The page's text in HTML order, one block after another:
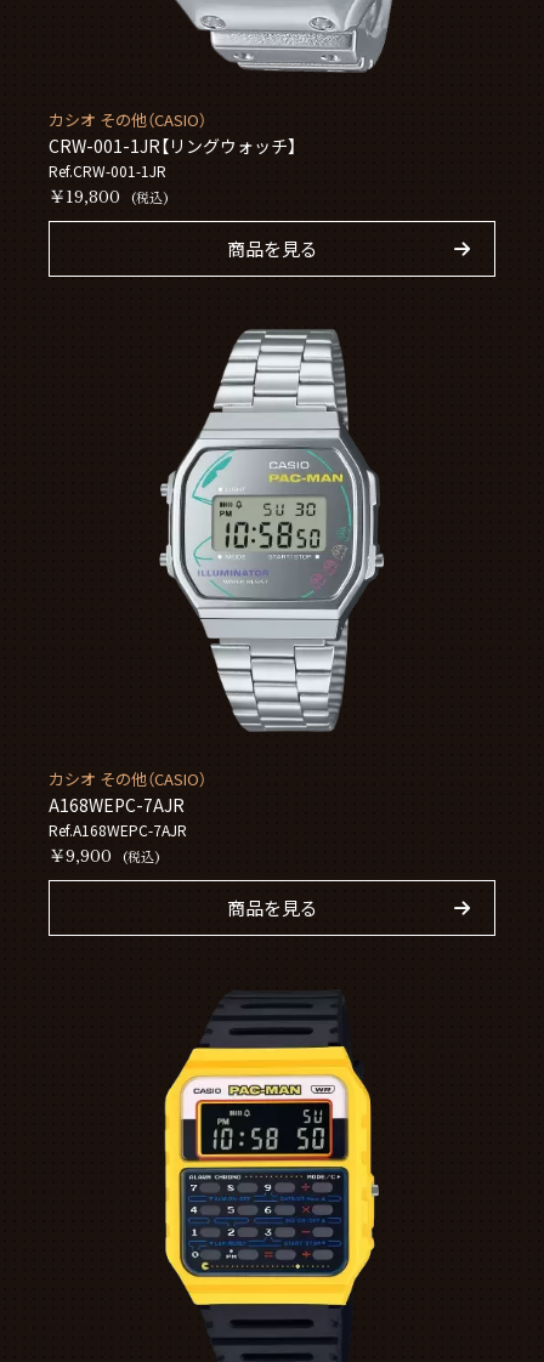
カシオ その他（CASIO）
CRW-001-1JR【リングウォッチ】
Ref.CRW-001-1JR
￥19,800 (税込)
商品を見る
カシオ その他（CASIO）
A168WEPC-7AJR
Ref.A168WEPC-7AJR
￥9,900 (税込)
商品を見る